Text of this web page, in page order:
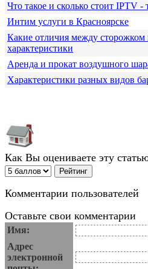
Что такое и сколько стоит IPTV -
Интим услуги в Красноярске
Какие отличия между
характеристики
Аренда и прокат воздушного
Характеристики разных видов
Как Вы оцениваете эту
Комментарии пользователей
Оставьте свои комментарии
Имя:
Адрес
электронной